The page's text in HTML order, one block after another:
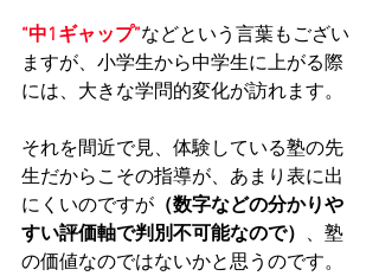
“中1ギャップ”などという言葉もござい
ますが、小学生から中学生に上がる際
には、大きな学問的変化が訪れます。
それを間近で見、体験している塾の先
生だからこその指導が、あまり表に出
にくいのですが （数字などの分かりや
すい評価軸で判別不可能なので） 、塾
の価値なのではないかと思うのです。